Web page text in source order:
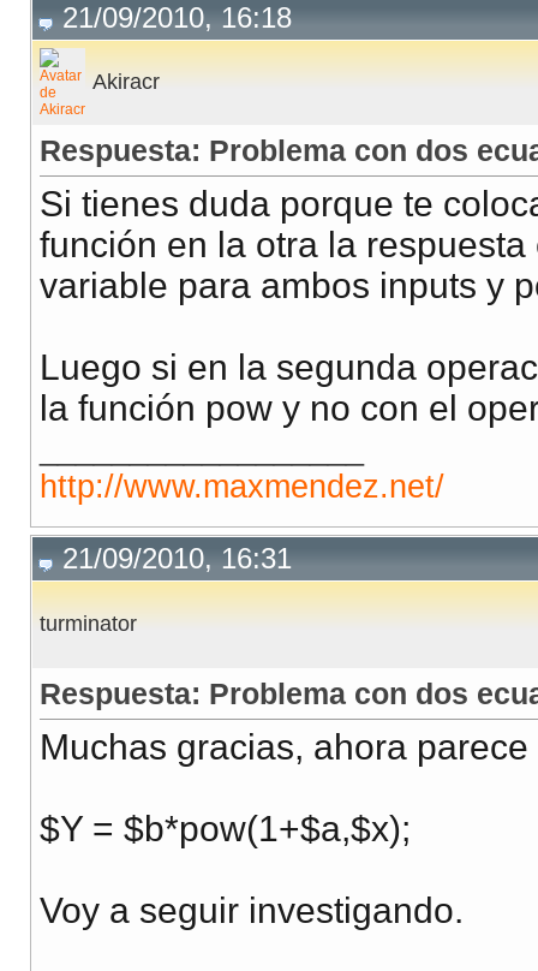
?>
</body>
</html>
21/09/2010, 16:18
Akiracr
Respuesta: Problema con dos
Si tienes duda porque te
función en la otra la
variable para ambos inputs y
Luego si en la segunda
la función pow y no con el
http://www.maxmendez.net/
21/09/2010, 16:31
turminator
Respuesta: Problema con dos
Muchas gracias, ahora
$Y = $b*pow(1+$a,$x);
Voy a seguir investigando.